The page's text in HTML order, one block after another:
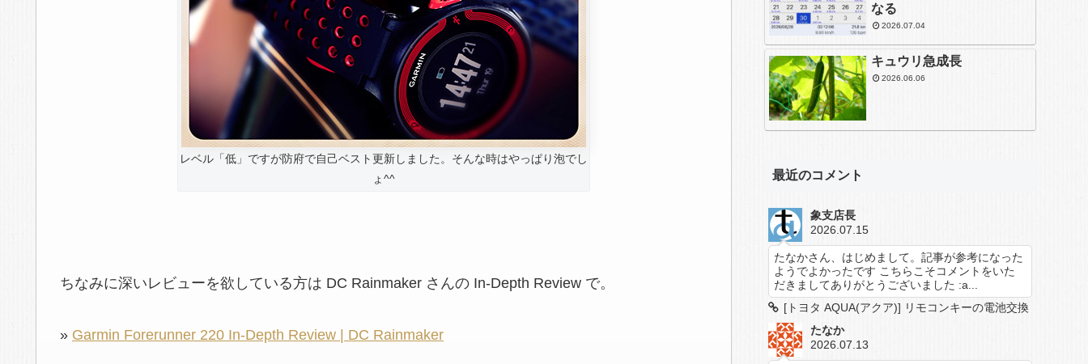
レベル「低」ですが防府で自己ベスト更新しました。そんな時はやっぱり泡でし
ょ^^
ちなみに深いレビューを欲している方は DC Rainmaker さんの In-Depth Review で。
» Garmin Forerunner 220 In-Depth Review | DC Rainmaker
なる
2026.07.04
キュウリ急成長
2026.06.06
最近のコメント
象支店長
2026.07.15
たなかさん、はじめまして。記事が参考になった
ようでよかったです こちらこそコメントをいた
だきましてありがとうございました :a...
[トヨタ AQUA(アクア)] リモコンキーの電池交換
たなか
2026.07.13